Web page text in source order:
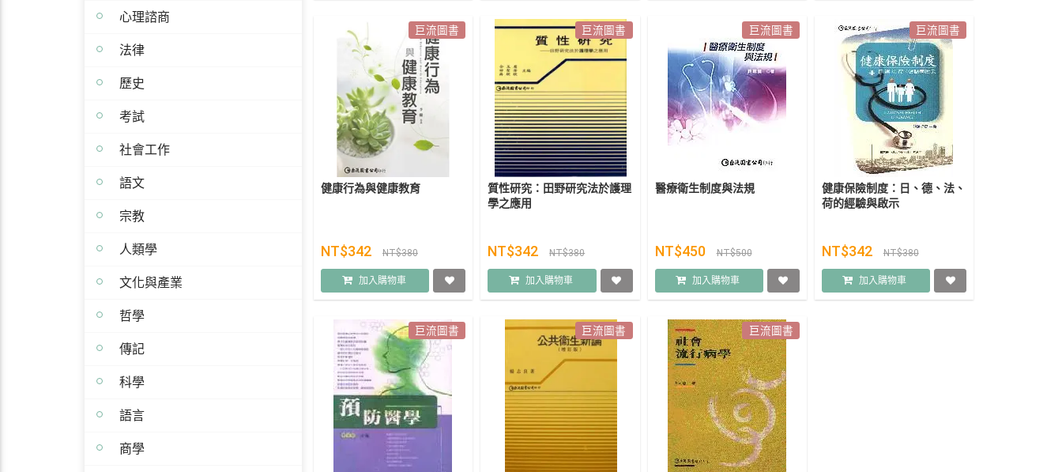
心理諮商
法律
歷史
考試
社會工作
語文
宗教
人類學
文化與產業
哲學
傳記
科學
語言
商學
巨流圖書
健康行為與健康教育
NT$342 NT$380
加入購物車
巨流圖書
質性研究：田野研究法於護理
學之應用
NT$342 NT$380
加入購物車
巨流圖書
醫療衛生制度與法規
NT$450 NT$500
加入購物車
巨流圖書
健康保險制度：日、德、法、
荷的經驗與啟示
NT$342 NT$380
加入購物車
巨流圖書 巨流圖書 巨流圖書